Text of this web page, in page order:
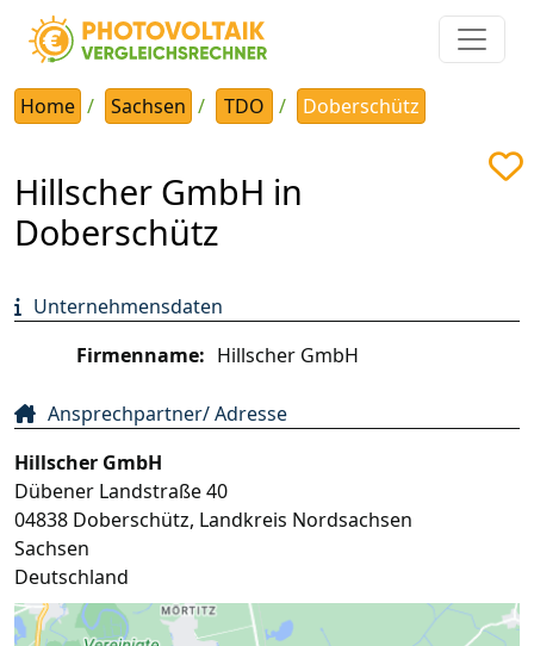
Home Sachsen TDO Doberschütz
Hillscher GmbH in
Doberschütz
Unternehmensdaten
Firmenname: Hillscher GmbH
Ansprechpartner/ Adresse
Hillscher GmbH
Dübener Landstraße 40
04838 Doberschütz, Landkreis Nordsachsen
Sachsen
Deutschland